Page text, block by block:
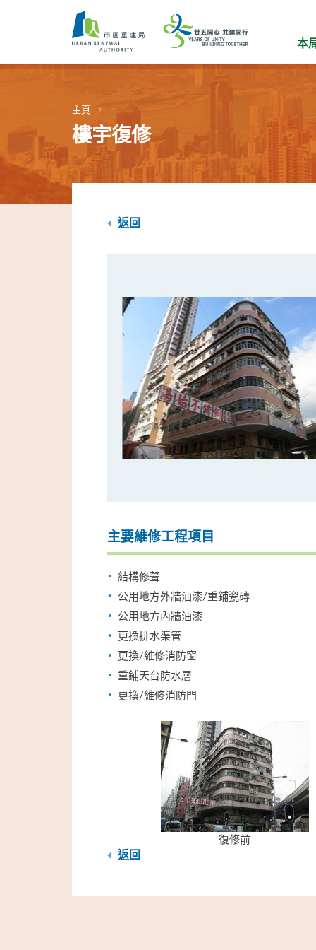
內
本
主頁
樓宇復修
返回
主要維修工程項目
結構修葺
公用地方外牆油漆/重鋪瓷磚
公用地方內牆油漆
更換排水渠管
更換/維修消防窗
重鋪天台防水層
更換/維修消防門
復修前
返回